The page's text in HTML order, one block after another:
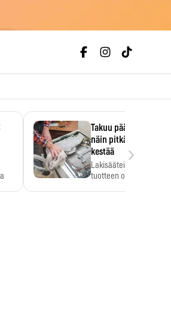
Takuu päättyi,
näin pitkään
kestää
Lakisääteinen
tuotteen oletetun
›